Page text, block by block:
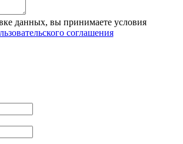
данных, вы принимаете условия
соглашения